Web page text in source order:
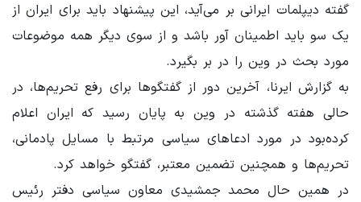
گفته دیپلمات ایرانی بر می‌آید، این پیشنهاد باید برای ایران از
یک سو باید اطمینان آور باشد و از سوی دیگر همه موضوعات
مورد بحث در وین را در بر بگیرد.
به گزارش ایرنا، آخرین دور از گفتگوها برای رفع تحریم‌ها، در
حالی هفته گذشته در وین به پایان رسید که ایران اعلام
کرده‌بود در مورد ادعاهای سیاسی مرتبط با مسایل پادمانی،
تحریم‌ها و همچنین تضمین معتبر، گفتگو خواهد کرد.
در همین حال محمد جمشیدی معاون سیاسی دفتر رئیس